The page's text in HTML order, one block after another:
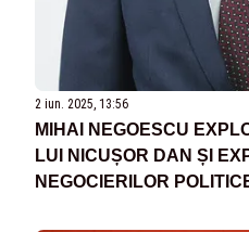
2 iun. 2025, 13:56
MIHAI NEGOESCU EXPLODEAZĂ LA ADRESA
LUI NICUȘOR DAN ȘI
NEGOCIERILOR